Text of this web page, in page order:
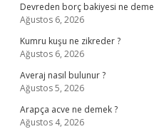
Devreden borç bakiyesi ne
Ağustos 6, 2026
Kumru kuşu ne zikreder ?
Ağustos 6, 2026
Averaj nasıl bulunur ?
Ağustos 5, 2026
Arapça acve ne demek ?
Ağustos 4, 2026